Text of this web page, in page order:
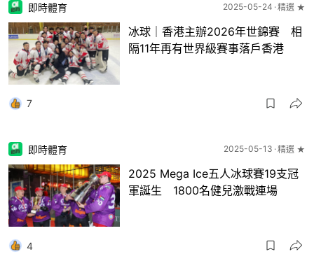
即時體育 2025-05-24 精選 ★
冰球｜香港主辦2026年世錦賽 相
隔11年再有世界級賽事落戶香港
7
即時體育 2025-05-13 精選 ★
2025 Mega Ice五人冰球賽19支冠
軍誕生 1800名健兒激戰連場
4